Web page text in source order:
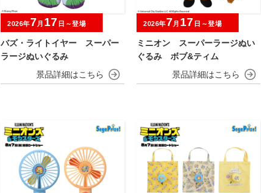
バズ・ライトイヤー スーパー
ラージぬいぐるみ
2026年7 月 17 日～登場
ミニオン スーパーラージぬい
ぐるみ ボブ&ティム
2026年7 月 17 日～登場